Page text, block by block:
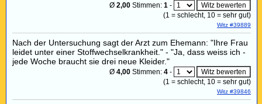
Ø 2,00 Stimmen: 1 -
(1 = schlecht, 10 = sehr gut)
Witz #39889
Nach der Untersuchung sagt der Arzt zum Ehemann: "Ihre Frau
leidet unter einer Stoffwechselkrankheit." - "Ja, dass weiss ich -
jede Woche braucht sie drei neue Kleider."
Ø 4,00 Stimmen: 4 -
(1 = schlecht, 10 = sehr gut)
Witz #39846